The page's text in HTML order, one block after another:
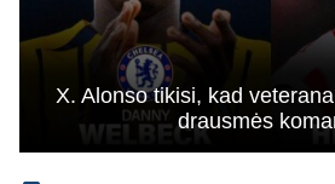
X. Alonso tikisi, kad
drausmės